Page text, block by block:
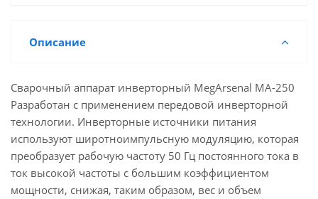
Описание
Сварочный аппарат инверторный MegArsenal МА-250
Разработан с применением передовой инверторной
технологии. Инверторные источники питания
используют широтноимпульсную модуляцию, которая
преобразует рабочую частоту 50 Гц постоянного тока в
ток высокой частоты с большим коэффициентом
мощности, снижая, таким образом, вес и объем